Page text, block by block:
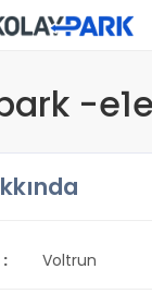
-
Voltrun